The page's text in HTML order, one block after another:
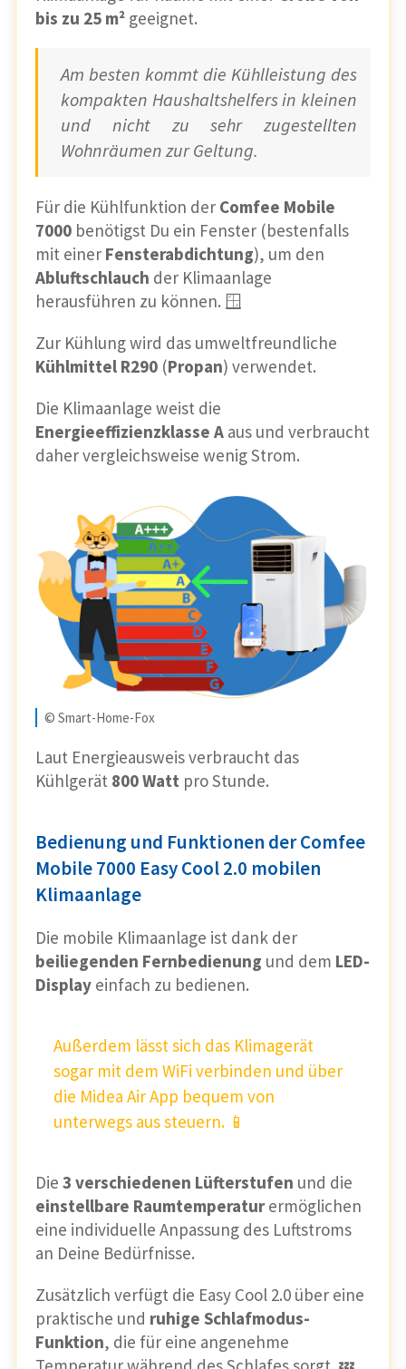
bis zu 25 m² geeignet.
Am besten kommt die Kühlleistung des
kompakten Haushaltshelfers in kleinen
und nicht zu sehr zugestellten
Wohnräumen zur Geltung.
Für die Kühlfunktion der Comfee Mobile
7000 benötigst Du ein Fenster (bestenfalls
mit einer Fensterabdichtung), um den
Abluftschlauch der Klimaanlage
herausführen zu können. 🪟
Zur Kühlung wird das umweltfreundliche
Kühlmittel R290 (Propan) verwendet.
Die Klimaanlage weist die
Energieeffizienzklasse A aus und verbraucht
daher vergleichsweise wenig Strom.
© Smart-Home-Fox
Laut Energieausweis verbraucht das
Kühlgerät 800 Watt pro Stunde.
Bedienung und Funktionen der Comfee
Mobile 7000 Easy Cool 2.0 mobilen
Klimaanlage
Die mobile Klimaanlage ist dank der
beiliegenden Fernbedienung und dem LED-
Display einfach zu bedienen.
Außerdem lässt sich das Klimagerät
sogar mit dem WiFi verbinden und über
die Midea Air App bequem von
unterwegs aus steuern. 📱
Die 3 verschiedenen Lüfterstufen und die
einstellbare Raumtemperaturermöglichen
eine individuelle Anpassung des Luftstroms
an Deine Bedürfnisse.
Zusätzlich verfügt die Easy Cool 2.0 über eine
praktische und ruhige Schlafmodus-
Funktion, die für eine angenehme